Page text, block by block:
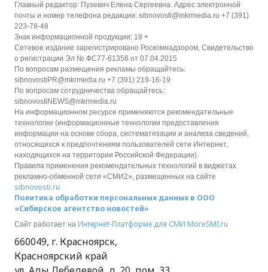
Главный редактор: Пузевич Елена Сергеевна. Адрес электронной
почты и номер телефона редакции: sibnovosti@mkrmedia.ru +7 (391)
223-78-48
Знак информационной продукции: 18 +
Сетевое издание зарегистрировано Роскомнадзором, Свидетельство
о регистрации Эл № ФС77-61356 от 07.04.2015
По вопросам размещения рекламы обращайтесь:
sibnovostiPR@mkrmedia.ru +7 (391) 219-16-19
По вопросам сотрудничества обращайтесь:
sibnovostiNEWS@mkrmedia.ru
На информационном ресурсе применяются рекомендательные
технологии (информационные технологии предоставления
информации на основе сбора, систематизации и анализа сведений,
относящихся к предпочтениям пользователей сети Интернет,
находящихся на территории Российской Федерации).
Правила применения рекомендательных технологий в виджетах
рекламно-обменной сети «СМИ2», размещенных на сайте
sibnovosti.ru
Политика обработки персональных данных в ООО
«Сибирское агентство новостей»
Сайт работает на Интернет-Платформе для СМИ MoreSMI.ru
660049, г. Красноярск,
Красноярский край